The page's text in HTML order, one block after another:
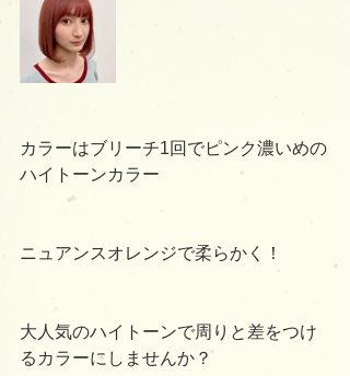
カラーはブリーチ1回でピンク濃いめの
ハイトーンカラー
ニュアンスオレンジで柔らかく！
大人気のハイトーンで周りと差をつけ
るカラーにしませんか？